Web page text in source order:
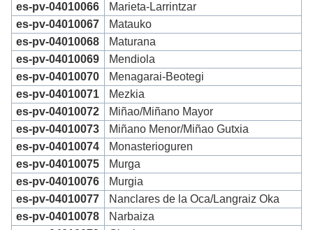
es-pv-04010066
Marieta-Larrintzar
es-pv-04010067
Matauko
es-pv-04010068
Maturana
es-pv-04010069
Mendiola
es-pv-04010070
Menagarai-Beotegi
es-pv-04010071
Mezkia
es-pv-04010072
Miñao/Miñano Mayor
es-pv-04010073
Miñano Menor/Miñao Gutxia
es-pv-04010074
Monasterioguren
es-pv-04010075
Murga
es-pv-04010076
Murgia
es-pv-04010077
Nanclares de la Oca/Langraiz Oka
es-pv-04010078
Narbaiza